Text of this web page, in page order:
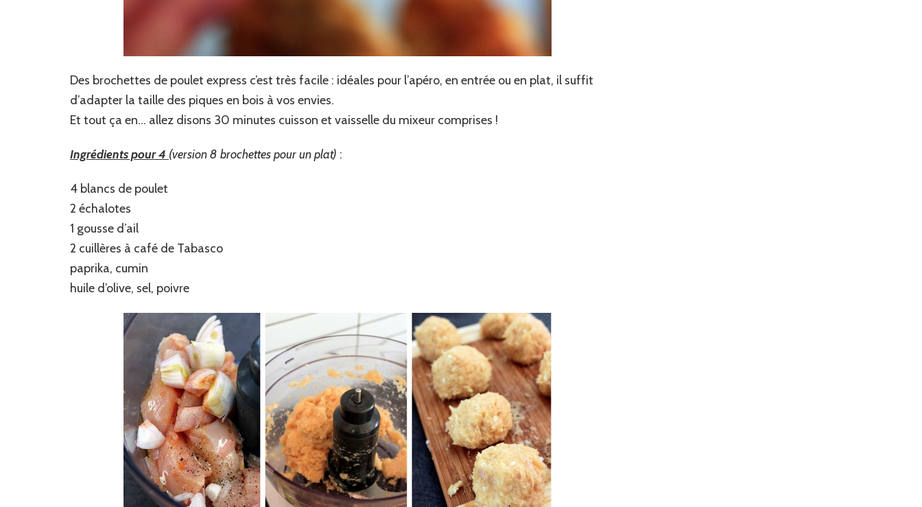
Des brochettes de poulet express c’est très facile : idéales pour l’apéro, en entrée ou en plat, il suffit
d’adapter la taille des piques en bois à vos envies.
Et tout ça en… allez disons 30 minutes cuisson et vaisselle du mixeur comprises !
Ingrédients pour 4 (version 8 brochettes pour un plat) :
4 blancs de poulet
2 échalotes
1 gousse d’ail
2 cuillères à café de Tabasco
paprika, cumin
huile d’olive, sel, poivre